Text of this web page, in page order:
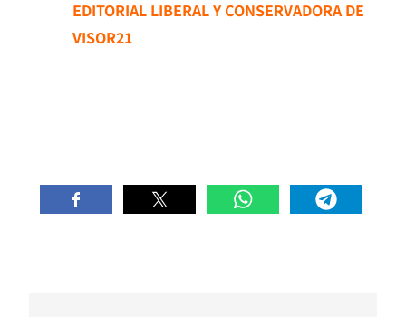
EDITORIAL LIBERAL Y CONSERVADORA DE
VISOR21